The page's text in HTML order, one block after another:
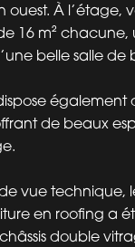
ouest. À l’étage,
16 m²
belle salle de
également
de beaux
vue technique,
en roofing a
double